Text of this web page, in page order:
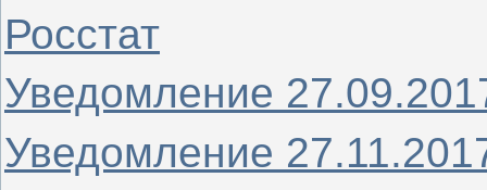
Росстат
Уведомление
Уведомление